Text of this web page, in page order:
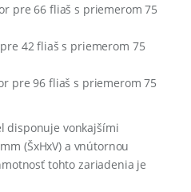
pre 66 fliaš s priemerom 75
42 fliaš s priemerom 75
pre 96 fliaš s priemerom 75
disponuje vonkajšími
(ŠxHxV) a vnútornou
tohto zariadenia je